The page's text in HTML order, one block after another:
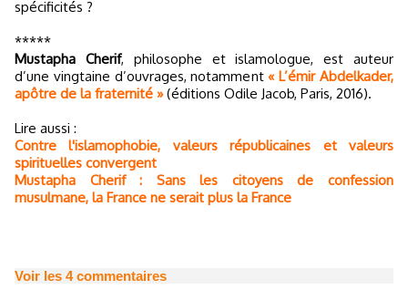
spécificités ?
*****
Mustapha Cherif, philosophe et islamologue, est auteur
d’une vingtaine d’ouvrages, notamment« L’émir Abdelkader,
apôtre de la fraternité »(éditions Odile Jacob, Paris, 2016).
Lire aussi :
Contre l'islamophobie, valeurs républicaines et valeurs
spirituelles convergent
Mustapha Cherif : Sans les citoyens de confession
musulmane, la France ne serait plus la France
Voir les 4commentaires